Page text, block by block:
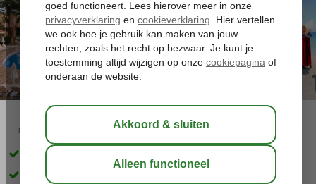
04:20 aug 28°C
Inclusief huurauto
Ideaal familiecomplex